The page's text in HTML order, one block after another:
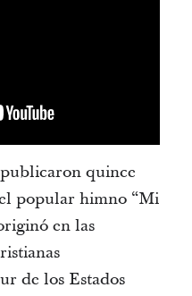
quince
popular himno “Mi
en las
de los Estados